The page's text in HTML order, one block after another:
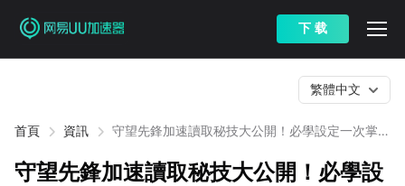
下 载
首頁 資訊
守望先鋒加速讀取秘技大公開！必學設定一次掌
繁體中文
守望先鋒加速讀取秘技大公開！必學設